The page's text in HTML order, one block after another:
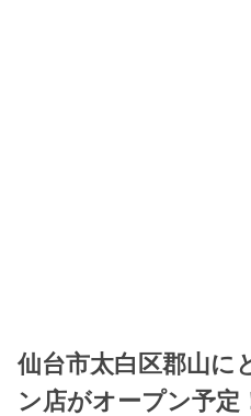
仙台市太白区郡山に
ン店がオープン予定